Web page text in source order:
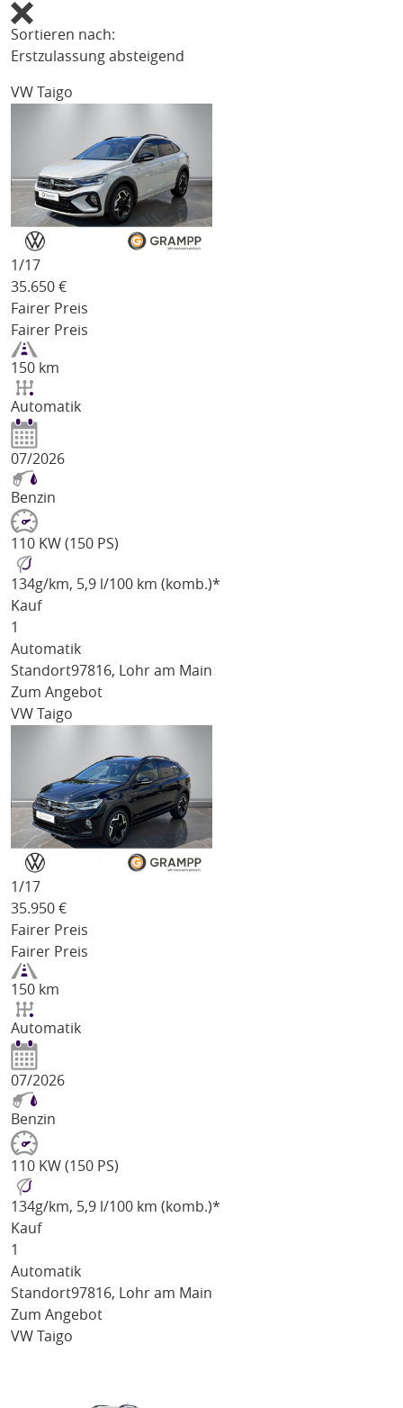
Sortieren nach:
Erstzulassung absteigend
VW Taigo
1/17
35.650 €
Fairer Preis
Fairer Preis
150 km
Automatik
07/2026
Benzin
110 KW (150 PS)
134g/km, 5,9 l/100 km (komb.)*
Kauf
1
Automatik
Standort97816, Lohr am Main
Zum Angebot
VW Taigo
1/17
35.950 €
Fairer Preis
Fairer Preis
150 km
Automatik
07/2026
Benzin
110 KW (150 PS)
134g/km, 5,9 l/100 km (komb.)*
Kauf
1
Automatik
Standort97816, Lohr am Main
Zum Angebot
VW Taigo